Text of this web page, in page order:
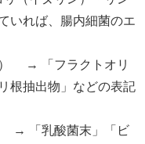
いれば、腸内細菌のエ
） → 「フラクトオリ
根抽出物」などの表記
→ 「乳酸菌末」「ビ